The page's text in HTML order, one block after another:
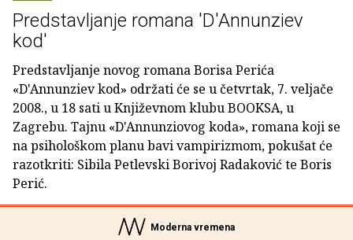
Predstavljanje romana 'D'Annunziev
kod'
Predstavljanje novog romana Borisa Perića
«D'Annunziev kod» održati će se u četvrtak, 7. veljače
2008., u 18 sati u Književnom klubu BOOKSA, u
Zagrebu. Tajnu «D'Annunziovog koda», romana koji se
na psihološkom planu bavi vampirizmom, pokušat će
razotkriti: Sibila Petlevski Borivoj Radaković te Boris
Perić.
Moderna vremena